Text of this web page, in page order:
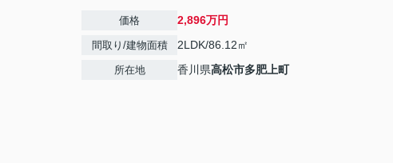
価格 2,896万円
間取り/建物面積 2LDK/86.12㎡
所在地 香川県高松市多肥上町